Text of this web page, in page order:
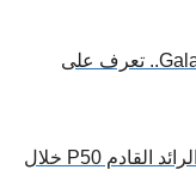
سامسونج تعلن رسميا عن هاتف Galaxy A22 5G.. تعرف على
هواوي تكشف عن مواصفات وتصميم هاتفها الرائد القادم P50 خلال